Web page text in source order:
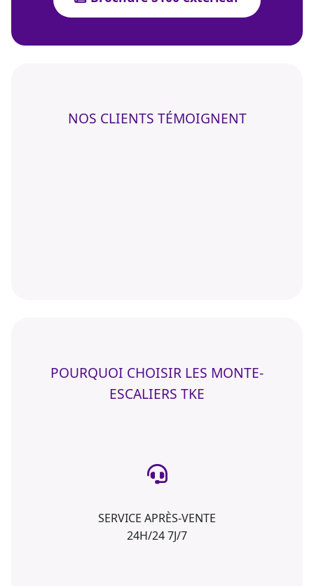
NOS CLIENTS TÉMOIGNENT
POURQUOI CHOISIR LES MONTE-
ESCALIERS TKE
SERVICE APRÈS-VENTE
24H/24 7J/7